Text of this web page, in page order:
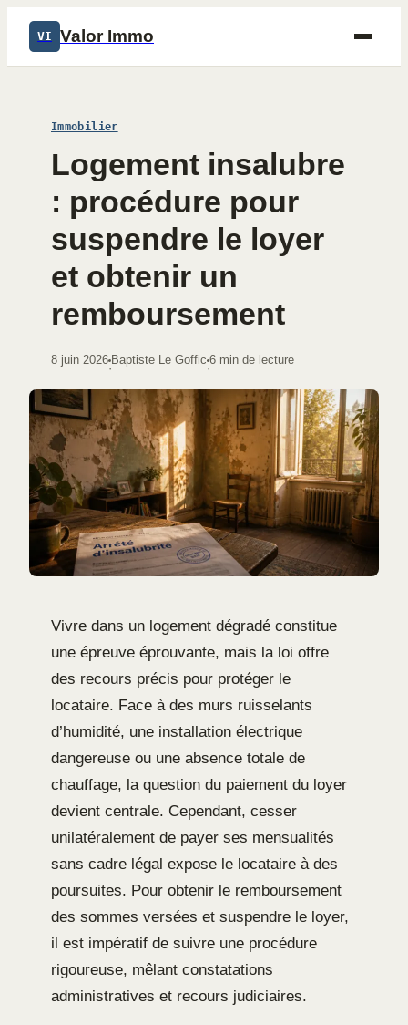
VI Valor Immo
Immobilier
Logement insalubre
: procédure pour
suspendre le loyer
et obtenir un
remboursement
8 juin 2026
·
Baptiste Le Goffic
·
6 min de lecture
Vivre dans un logement dégradé constitue
une épreuve éprouvante, mais la loi offre
des recours précis pour protéger le
locataire. Face à des murs ruisselants
d’humidité, une installation électrique
dangereuse ou une absence totale de
chauffage, la question du paiement du loyer
devient centrale. Cependant, cesser
unilatéralement de payer ses mensualités
sans cadre légal expose le locataire à des
poursuites. Pour obtenir le remboursement
des sommes versées et suspendre le loyer,
il est impératif de suivre une procédure
rigoureuse, mêlant constatations
administratives et recours judiciaires.